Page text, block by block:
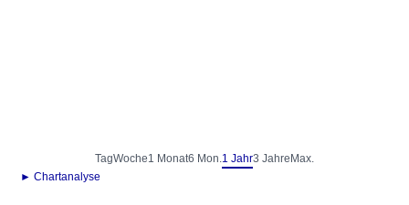
TagWoche1 Monat6 Mon.1 Jahr3 Jahre Max.
► Chartanalyse